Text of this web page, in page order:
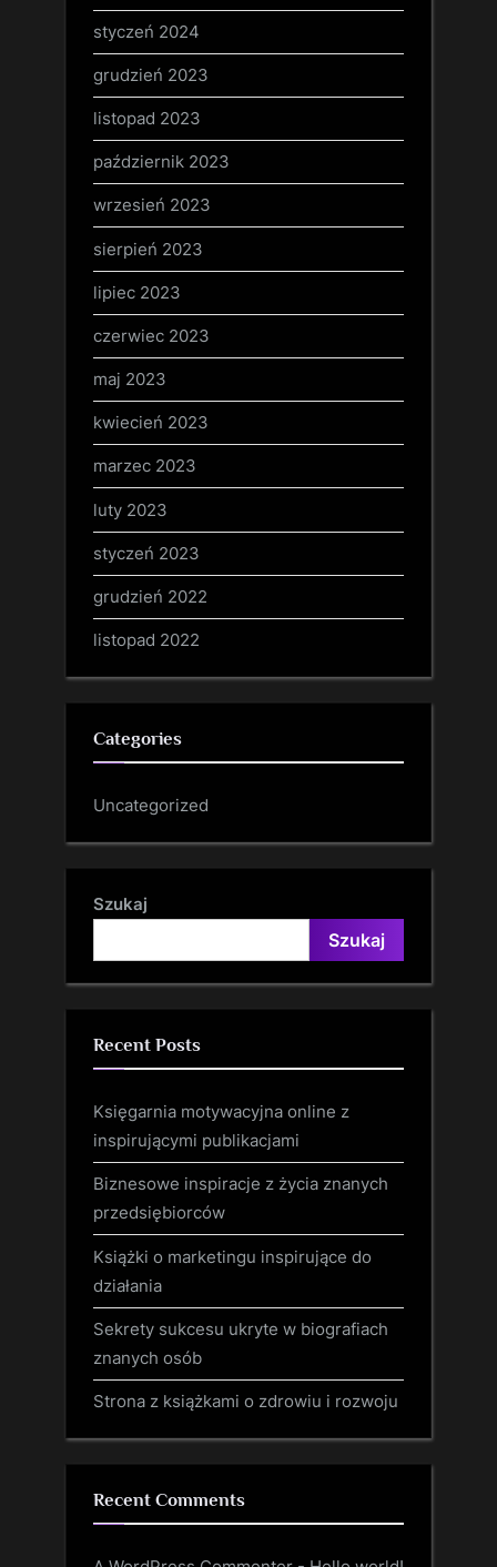
styczeń 2024
grudzień 2023
listopad 2023
październik 2023
wrzesień 2023
sierpień 2023
lipiec 2023
czerwiec 2023
maj 2023
kwiecień 2023
marzec 2023
luty 2023
styczeń 2023
grudzień 2022
listopad 2022
Categories
Uncategorized
Szukaj
Szukaj
Recent Posts
Księgarnia motywacyjna online z
inspirującymi publikacjami
Biznesowe inspiracje z życia znanych
przedsiębiorców
Książki o marketingu inspirujące do
działania
Sekrety sukcesu ukryte w biografiach
znanych osób
Strona z książkami o zdrowiu i rozwoju
Recent Comments